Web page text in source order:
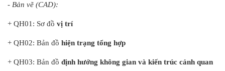
- Bản vẽ (CAD):
+ QH01: Sơ đồ vị trí
+ QH02: Bản đồ hiện trạng tổng hợp
+ QH03: Bản đồ định hướng không gian và kiến trúc cảnh quan